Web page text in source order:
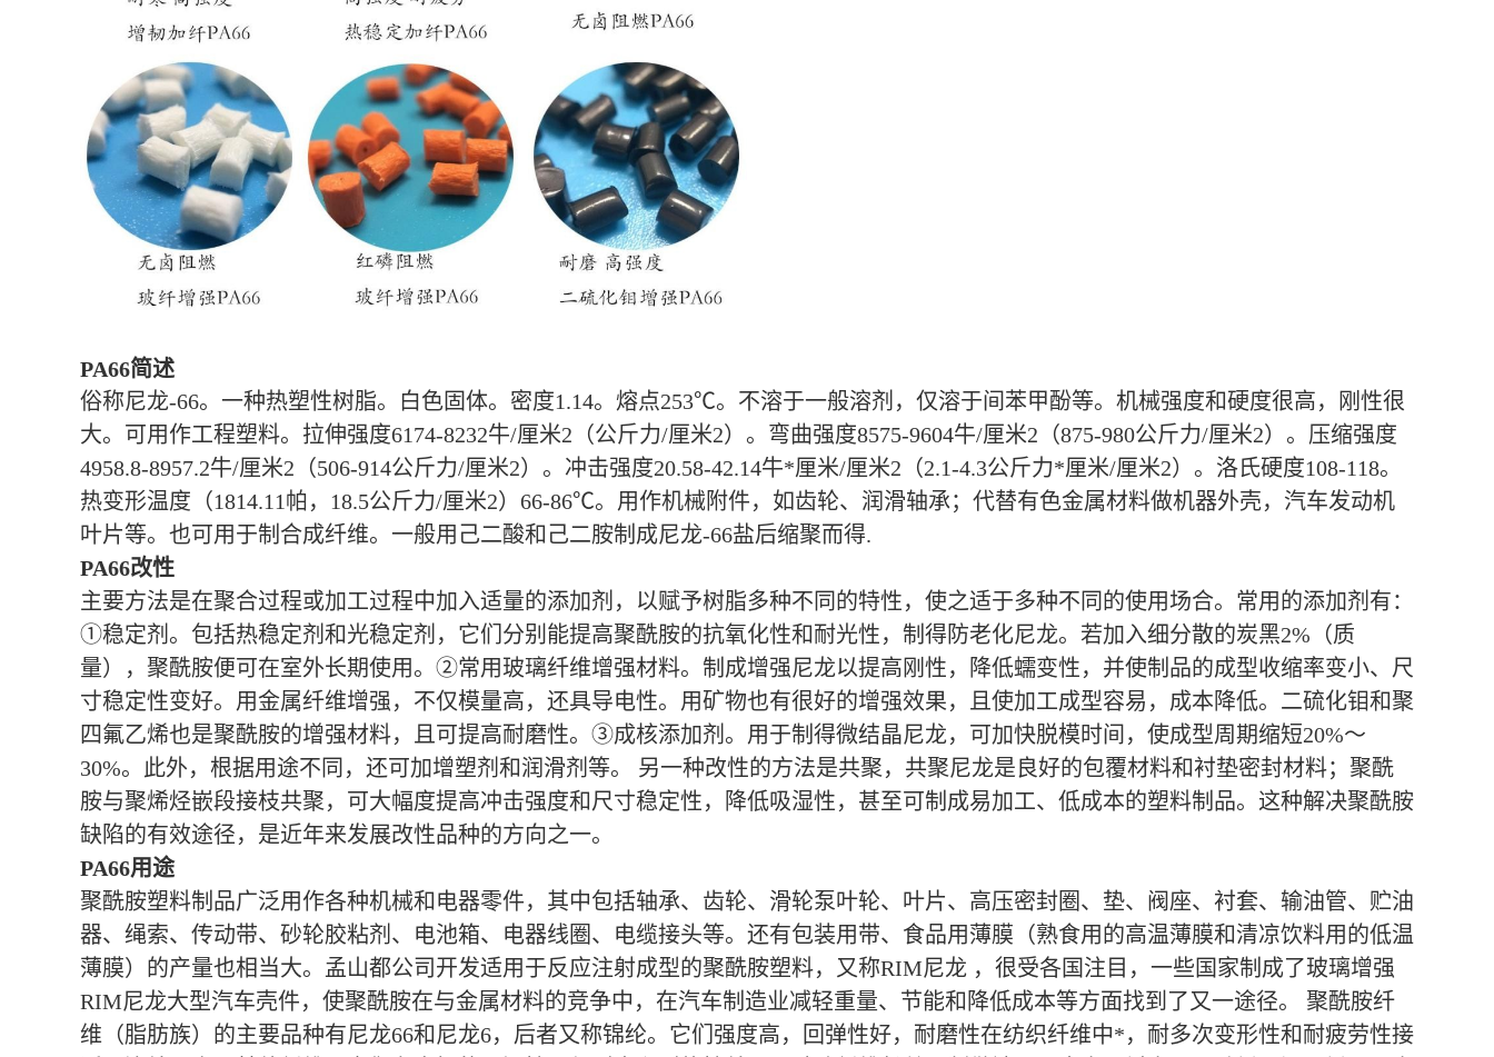
PA66简述
俗称尼龙-66。一种热塑性树脂。白色固体。密度1.14。熔点253℃。不溶于一般溶剂，仅溶于间苯甲酚等。机械强度和硬度很高，刚性很
大。可用作工程塑料。拉伸强度6174-8232牛/厘米2（公斤力/厘米2）。弯曲强度8575-9604牛/厘米2（875-980公斤力/厘米2）。压缩强度
4958.8-8957.2牛/厘米2（506-914公斤力/厘米2）。冲击强度20.58-42.14牛*厘米/厘米2（2.1-4.3公斤力*厘米/厘米2）。洛氏硬度108-118。
热变形温度（1814.11帕，18.5公斤力/厘米2）66-86℃。用作机械附件，如齿轮、润滑轴承；代替有色金属材料做机器外壳，汽车发动机
叶片等。也可用于制合成纤维。一般用己二酸和己二胺制成尼龙-66盐后缩聚而得.
PA66改性
主要方法是在聚合过程或加工过程中加入适量的添加剂，以赋予树脂多种不同的特性，使之适于多种不同的使用场合。常用的添加剂有：
①稳定剂。包括热稳定剂和光稳定剂，它们分别能提高聚酰胺的抗氧化性和耐光性，制得防老化尼龙。若加入细分散的炭黑2%（质
量），聚酰胺便可在室外长期使用。②常用玻璃纤维增强材料。制成增强尼龙以提高刚性，降低蠕变性，并使制品的成型收缩率变小、尺
寸稳定性变好。用金属纤维增强，不仅模量高，还具导电性。用矿物也有很好的增强效果，且使加工成型容易，成本降低。二硫化钼和聚
四氟乙烯也是聚酰胺的增强材料，且可提高耐磨性。③成核添加剂。用于制得微结晶尼龙，可加快脱模时间，使成型周期缩短20%～
30%。此外，根据用途不同，还可加增塑剂和润滑剂等。 另一种改性的方法是共聚，共聚尼龙是良好的包覆材料和衬垫密封材料；聚酰
胺与聚烯烃嵌段接枝共聚，可大幅度提高冲击强度和尺寸稳定性，降低吸湿性，甚至可制成易加工、低成本的塑料制品。这种解决聚酰胺
缺陷的有效途径，是近年来发展改性品种的方向之一。
PA66用途
聚酰胺塑料制品广泛用作各种机械和电器零件，其中包括轴承、齿轮、滑轮泵叶轮、叶片、高压密封圈、垫、阀座、衬套、输油管、贮油
器、绳索、传动带、砂轮胶粘剂、电池箱、电器线圈、电缆接头等。还有包装用带、食品用薄膜（熟食用的高温薄膜和清凉饮料用的低温
薄膜）的产量也相当大。孟山都公司开发适用于反应注射成型的聚酰胺塑料，又称RIM尼龙 ，很受各国注目，一些国家制成了玻璃增强
RIM尼龙大型汽车壳件，使聚酰胺在与金属材料的竞争中，在汽车制造业减轻重量、节能和降低成本等方面找到了又一途径。 聚酰胺纤
维（脂肪族）的主要品种有尼龙66和尼龙6，后者又称锦纶。它们强度高，回弹性好，耐磨性在纺织纤维中*，耐多次变形性和耐疲劳性接